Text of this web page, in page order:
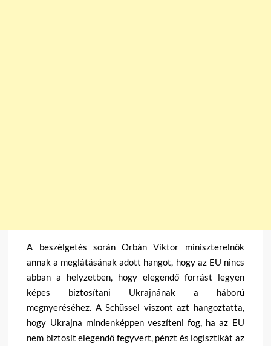
A beszélgetés során Orbán Viktor miniszterelnök
annak a meglátásának adott hangot, hogy az EU nincs
abban a helyzetben, hogy elegendő forrást legyen
képes biztosítani Ukrajnának a háború
megnyeréséhez. A Schüssel viszont azt hangoztatta,
hogy Ukrajna mindenképpen veszíteni fog, ha az EU
nem biztosít elegendő fegyvert, pénzt és logisztikát az